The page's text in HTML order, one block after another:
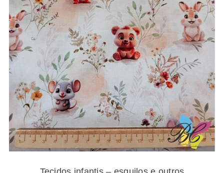
Tecidos infantis – esquilos e outros